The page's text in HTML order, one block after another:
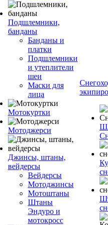
Подшлемники,
банданы
Банданы и
платки
Подшлемники
и утеплители
шеи
Маски для
лица
Мотокуртки
Мотоджерси
Джинсы, штаны,
вейдерсы
Вейдерсы
Мотоджинсы
Мотоштаны
Штаны
Эндуро и
мотокросс